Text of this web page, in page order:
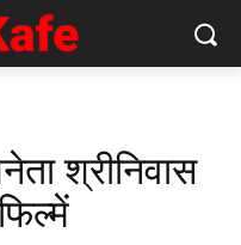
श्रीनिवास